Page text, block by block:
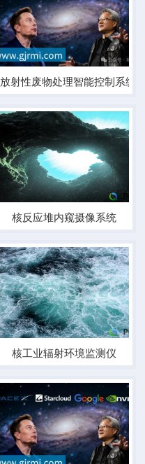
放射性废物处理智能控制系统
核反应堆内窥摄像系统
核工业辐射环境监测仪